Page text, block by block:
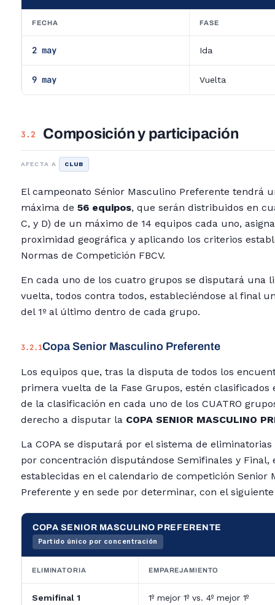
FECHA FASE
2 may Ida
9 may Vuelta
3.2 Composición y participación
AFECTA A CLUB
El campeonato Sénior Masculino Preferente tendrá
máxima de 56 equipos, que serán distribuidos en
C, y D) de un máximo de 14 equipos cada uno,
proximidad geográfica y aplicando los criterios
Normas de Competición FBCV.
En cada uno de los cuatro grupos se disputará una
vuelta, todos contra todos, estableciéndose al final
del 1º al último dentro de cada grupo.
3.2.1Copa Senior Masculino Preferente
Los equipos que, tras la disputa de todos los
primera vuelta de la Fase Grupos, estén clasificados
de la clasificación en cada uno de los CUATRO
derecho a disputar la COPA SENIOR MASCULINO
La COPA se disputará por el sistema de
por concentración disputándose Semifinales y Final,
establecidas en el calendario de competición Senior
Preferente y en sede por determinar, con el
COPA SENIOR MASCULINO PREFERENTE
Partido único por concentración
ELIMINATORIA EMPAREJAMIENTO
Semifinal 1 1º mejor 1º vs. 4º mejor 1º